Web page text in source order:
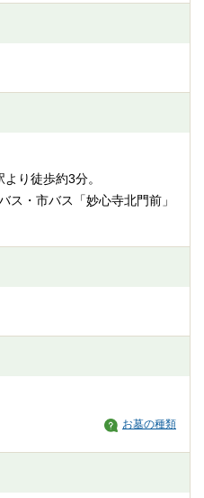
り徒歩約3分。
ス・市バス「妙心寺北門前」
お墓の種類